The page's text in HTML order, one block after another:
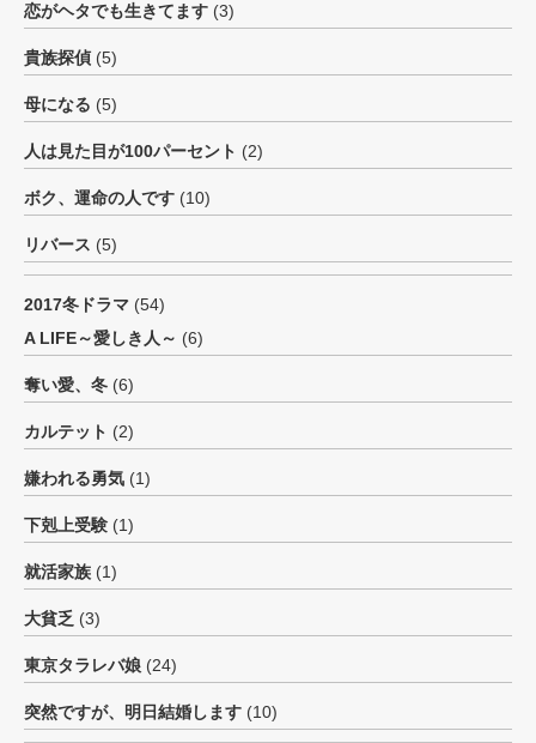
恋がヘタでも生きてます (3)
貴族探偵 (5)
母になる (5)
人は見た目が100パーセント (2)
ボク、運命の人です (10)
リバース (5)
2017冬ドラマ (54)
A LIFE～愛しき人～ (6)
奪い愛、冬 (6)
カルテット (2)
嫌われる勇気 (1)
下剋上受験 (1)
就活家族 (1)
大貧乏 (3)
東京タラレバ娘 (24)
突然ですが、明日結婚します (10)